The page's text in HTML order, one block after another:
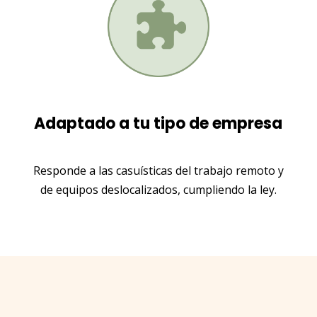
Adaptado a tu tipo de empresa
Responde a las casuísticas del trabajo remoto y
de equipos deslocalizados, cumpliendo la ley.